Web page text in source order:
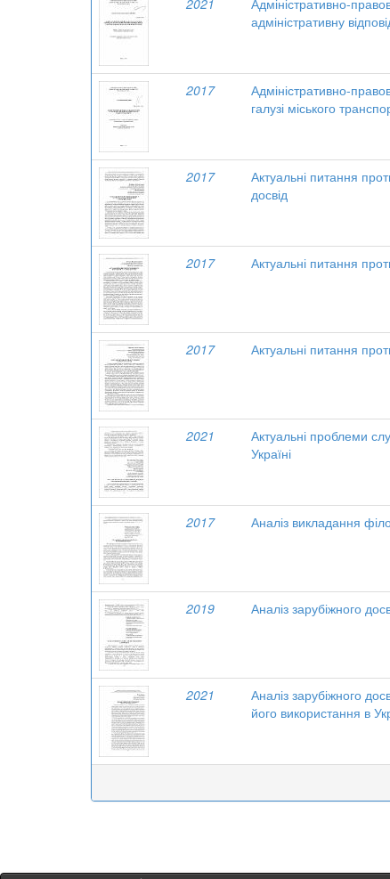
2021
Адміністративно-
адміністративну
2017
Адміністративно-
галузі міського
2017
Актуальні питання
досвід
2017 Актуальні питання
2017 Актуальні питання
2021
Актуальні проблеми
Україні
2017 Аналіз викладання
2019 Аналіз зарубіжного
2021
Аналіз зарубіжного
його використання в